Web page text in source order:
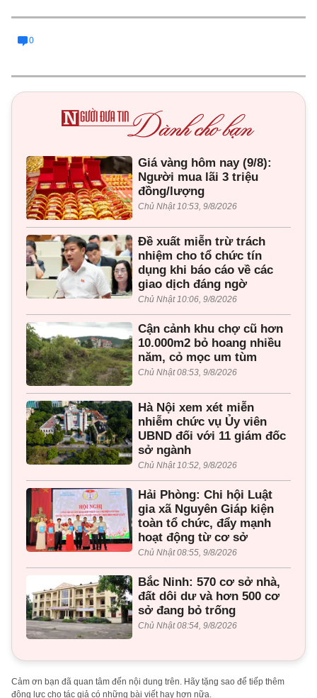
0
Giá vàng hôm nay (9/8):
Người mua lãi 3 triệu
đồng/lượng
Chủ Nhật 10:53, 9/8/2026
Đề xuất miễn trừ trách
nhiệm cho tổ chức tín
dụng khi báo cáo về các
giao dịch đáng ngờ
Chủ Nhật 10:06, 9/8/2026
Cận cảnh khu chợ cũ hơn
10.000m2 bỏ hoang nhiều
năm, cỏ mọc um tùm
Chủ Nhật 08:53, 9/8/2026
Hà Nội xem xét miễn
nhiễm chức vụ Ủy viên
UBND đối với 11 giám đốc
sở ngành
Chủ Nhật 10:52, 9/8/2026
Hải Phòng: Chi hội Luật
gia xã Nguyên Giáp kiện
toàn tổ chức, đẩy mạnh
hoạt động từ cơ sở
Chủ Nhật 08:55, 9/8/2026
Bắc Ninh: 570 cơ sở nhà,
đất dôi dư và hơn 500 cơ
sở đang bỏ trống
Chủ Nhật 08:54, 9/8/2026
Cảm ơn bạn đã quan tâm đến nội dung trên. Hãy tặng sao để tiếp thêm
động lực cho tác giả có những bài viết hay hơn nữa.